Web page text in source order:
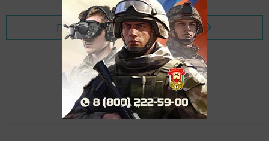
Перейти на страницу новости